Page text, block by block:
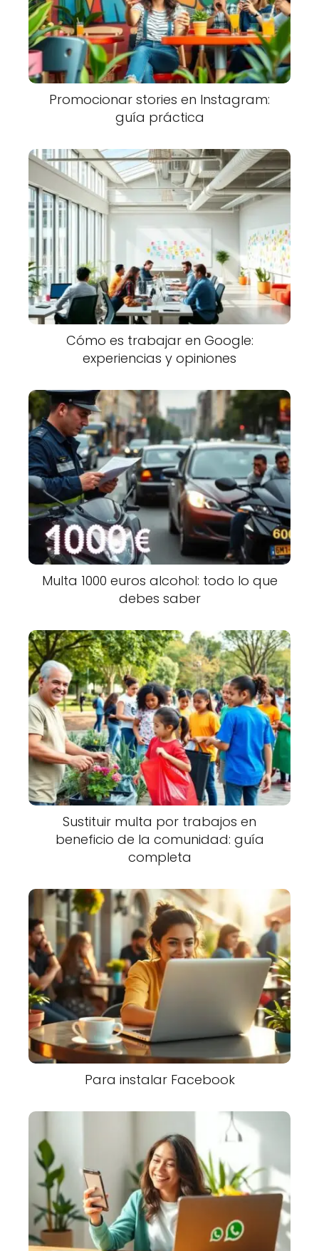
Promocionar stories en Instagram:
guía práctica
Cómo es trabajar en Google:
experiencias y opiniones
Multa 1000 euros alcohol: todo lo que
debes saber
Sustituir multa por trabajos en
beneficio de la comunidad: guía
completa
Para instalar Facebook